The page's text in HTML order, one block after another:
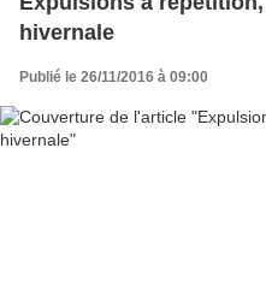
hivernale
Publié le 26/11/2016 à 09:00